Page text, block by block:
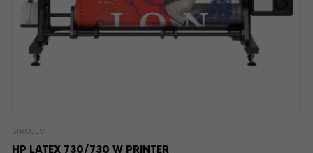
STROJEVI
HP LATEX 730/730 W PRINTER